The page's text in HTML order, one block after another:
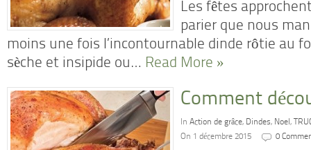
Les fêtes
parier que nous
moins une fois l’incontournable dinde rôtie au
sèche et insipide ou… Read More »
Comment
In Action de grâce, Dindes, Noel ,
On 1 décembre 2015
0